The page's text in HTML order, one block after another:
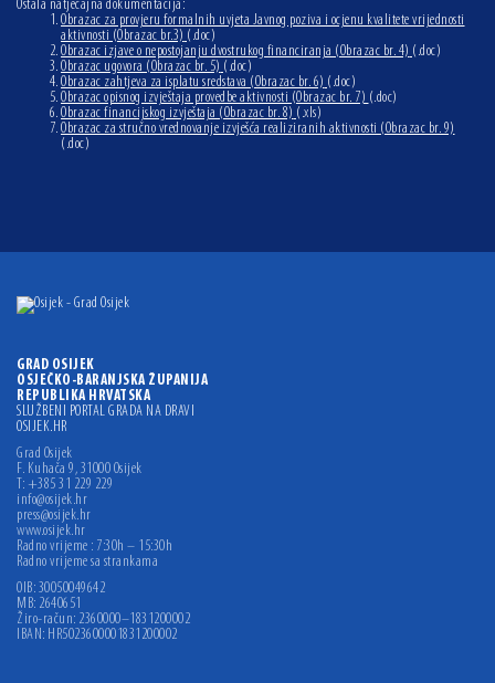
Ostala natječajna dokumentacija:
Obrazac za provjeru formalnih uvjeta Javnog poziva i ocjenu kvalitete vrijednosti
aktivnosti (Obrazac br.3) (.doc)
Obrazac izjave o nepostojanju dvostrukog financiranja (Obrazac br. 4) (.doc)
Obrazac ugovora (Obrazac br. 5) (.doc)
Obrazac zahtjeva za isplatu sredstava (Obrazac br. 6) (.doc)
Obrazac opisnog izvještaja provedbe aktivnosti (Obrazac br. 7) (.doc)
Obrazac financijskog izvještaja (Obrazac br. 8) (.xls)
Obrazac za stručno vrednovanje izvješća realiziranih aktivnosti (Obrazac br. 9)
(.doc)
GRAD OSIJEK
OSJEČKO-BARANJSKA ŽUPANIJA
REPUBLIKA HRVATSKA
SLUŽBENI PORTAL GRADA NA DRAVI
OSIJEK.HR
Grad Osijek
F. Kuhača 9, 31000 Osijek
T: +385 31 229 229
info@osijek.hr
press@osijek.hr
www.osijek.hr
Radno vrijeme : 7:30h – 15:30h
Radno vrijeme sa strankama
OIB: 30050049642
MB: 2640651
Žiro-račun: 2360000–1831200002
IBAN: HR5023600001831200002